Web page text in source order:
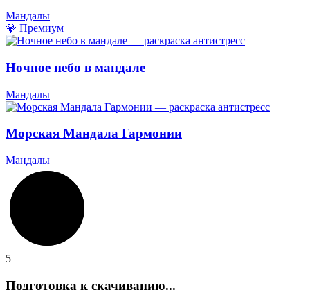
Мандалы
💎 Премиум
Ночное небо в мандале
Мандалы
Морская Мандала Гармонии
Мандалы
5
Подготовка к скачиванию...